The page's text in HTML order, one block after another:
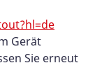
Gerät
Sie erneut